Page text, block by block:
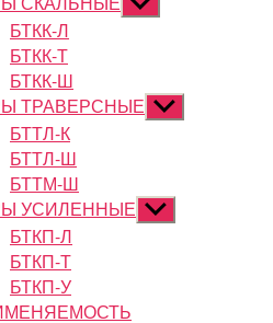
подменю
БТКК-Л
БТКК-Т
БТКК-Ш
ТРАВЕРСНЫЕ Показывать
подменю
БТТЛ-К
БТТЛ-Ш
БТТМ-Ш
УСИЛЕННЫЕ Показывать
подменю
БТКП-Л
БТКП-Т
БТКП-У